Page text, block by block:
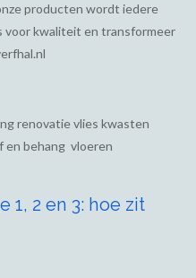
producten wordt iedere
voor kwaliteit en transformeer
renovatie vlies kwasten
en behang vloeren
1, 2 en 3: hoe zit